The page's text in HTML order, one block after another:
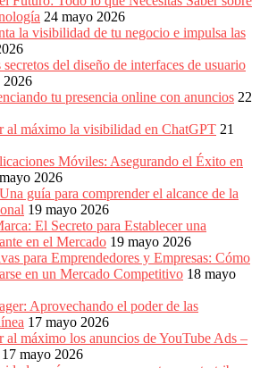
24 mayo 2026
la visibilidad de tu negocio e impulsa las
del diseño de interfaces de usuario
2026
tu presencia online con anuncios 22
al máximo la visibilidad en ChatGPT 21
Móviles: Asegurando el Éxito en
2026
guía para comprender el alcance de la
19 mayo 2026
El Secreto para Establecer una
en el Mercado 19 mayo 2026
para Emprendedores y Empresas: Cómo
en un Mercado Competitivo 18 mayo
Aprovechando el poder de las
17 mayo 2026
al máximo los anuncios de YouTube Ads –
17 mayo 2026